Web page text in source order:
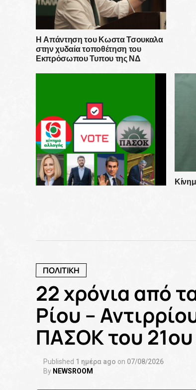
Η Απάντηση του Κωστα Τσουκαλα
στην χυδαία τοποθέτηση του
Εκπρόσωπου Τυπου της ΝΔ
ΚΙΝΑΛ
ΠΟΛΙΤΙΚΗ
22 χρόνια από
Ρίου –
ΠΑΣΟΚ του
Published 1 ημέρα ago on 07/08/2026
By NEWSROOM